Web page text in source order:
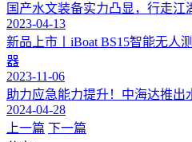
国产水文装备实力凸显，行走江
2023-04-13
新品上市丨iBoat BS15智能无人
器
2023-11-06
助力应急能力提升！中海达推出
2024-04-28
上一篇 下一篇